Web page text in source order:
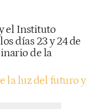
el Instituto
días 23 y 24 de
de la
la luz del futuro y